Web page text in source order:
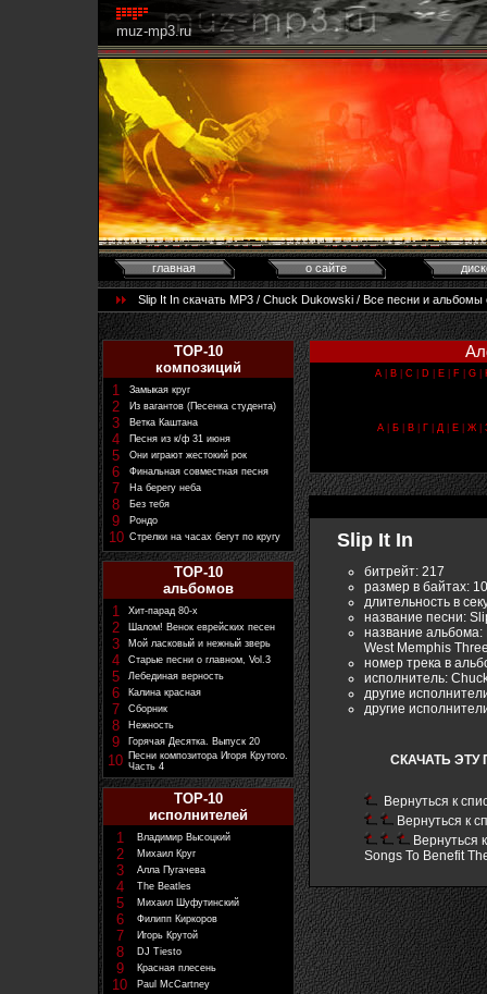
muz-mp3.ru
главная о сайте
Slip It In скачать MP3 / Chuck Dukowski / Все песни и
TOP-10
композиций
1
Замыкая круг
2 Из вагантов (Песенка студента)
3 Ветка Каштана
4 Песня из к/ф 31 июня
5 Они играют жестокий рок
6 Финальная совместная песня
7 На берегу неба
8 Без тебя
9 Рондо
10 Стрелки на часах бегут по кругу
TOP-10
альбомов
1
Хит-парад 80-х
2 Шалом! Венок еврейских песен
3 Мой ласковый и нежный зверь
4 Старые песни о главном, Vol.3
5 Лебединая верность
6 Калина красная
7 Сборник
8 Нежность
9 Горячая Десятка. Выпуск 20
10 Песни композитора Игоря Крутого.
Часть 4
TOP-10
исполнителей
1
Владимир Высоцкий
2 Михаил Круг
3 Алла Пугачева
4 The Beatles
5 Михаил Шуфутинский
6 Филипп Киркоров
7 Игорь Крутой
8 DJ Tiesto
9 Красная плесень
10 Paul McCartney
A B C D E F G
А| Б| В| Г| Д| Е| Ж|
Slip It In
битрейт: 217
размер в байтах:
длительность в
название песни:
название альбома:
West Memphis
номер трека в
исполнитель:
другие
другие
СКАЧАТЬ ЭТУ
Вернуться к
Вернуться к
Вернуться
Songs To Benefit